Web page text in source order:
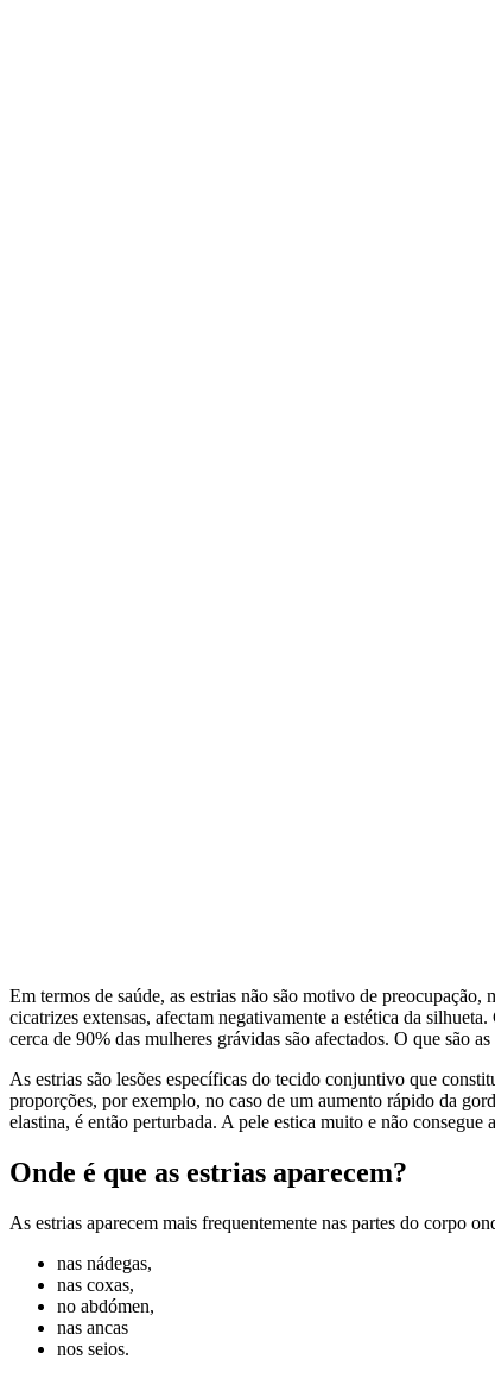
Em termos de saúde, as estrias não são motivo de
cicatrizes extensas, afectam negativamente a estética da
cerca de 90% das mulheres grávidas são afectados. O que são
As estrias são lesões específicas do tecido conjuntivo que
proporções, por exemplo, no caso de um aumento rápido da
elastina, é então perturbada. A pele estica muito e não
Onde é que as estrias aparecem?
As estrias aparecem mais frequentemente nas partes do corpo
nas nádegas,
nas coxas,
no abdómen,
nas ancas
nos seios.